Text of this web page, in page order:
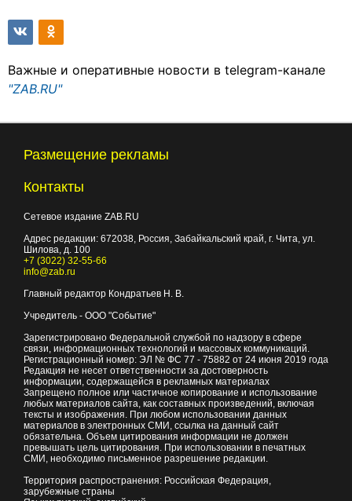
Важные и оперативные новости в telegram-канале
"ZAB.RU"
Размещение рекламы
Контакты
Сетевое издание ZAB.RU
Адрес редакции: 672038, Россия, Забайкальский край, г. Чита, ул.
Шилова, д. 100
+7 (3022) 32-55-66
info@zab.ru
Главный редактор Кондратьев Н. В.
Учредитель - ООО "Событие"
Зарегистрировано Федеральной службой по надзору в сфере
связи, информационных технологий и массовых коммуникаций.
Регистрационный номер: ЭЛ № ФС 77 - 75882 от 24 июня 2019 года
Редакция не несет ответственности за достоверность
информации, содержащейся в рекламных материалах
Запрещено полное или частичное копирование и использование
любых материалов сайта, как составных произведений, включая
тексты и изображения. При любом использовании данных
материалов в электронных СМИ, ссылка на данный сайт
обязательна. Объем цитирования информации не должен
превышать цель цитирования. При использовании в печатных
СМИ, необходимо письменное разрешение редакции.
Территория распространения: Российская Федерация,
зарубежные страны